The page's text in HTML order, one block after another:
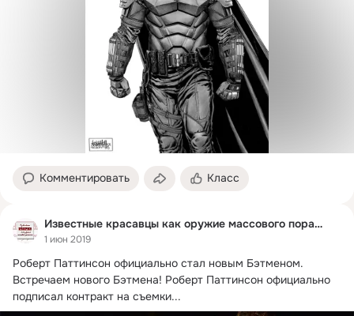
Комментировать Класс
Известные красавцы как оружие массового поражения
1 июн 2019
Роберт Паттинсон официально стал новым Бэтменом.
Встречаем нового Бэтмена! Роберт Паттинсон официально
подписал контракт на съемки...